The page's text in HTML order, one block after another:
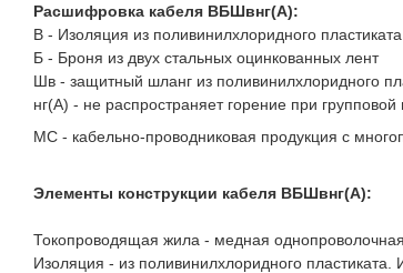
Расшифровка кабеля ВБШвнг(A):
В - Изоляция из поливинилxлоридного пластиката
Б - Броня из двух стальных оцинкованных лент
Шв - защитный шланг из поливинилxлоридного
нг(A) - не распространяет горение при
МС - кабельно-проводниковая продукция с
Элементы конструкции кабеля ВБШвнг(A):
Токопроводящая жила - медная
Изоляция - из поливинилxлоридного